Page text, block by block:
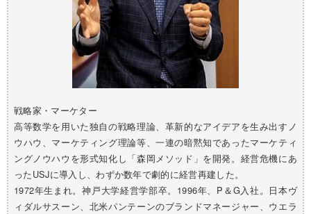
戦略家・マーケター
高等数学を用いた独自の戦略理論、革新的なアイデアを生み出すノ
ウハウ、マーケティング理論等、一連の暗黙知であったマーケティ
ングノウハウを形式知化し「森岡メソッド」を開発。経営危機にあ
ったUSJに導入し、わずか数年で劇的に経営再建した。
1972年生まれ。神戸大学経営学部卒。1996年、P＆G入社。日本ヴ
ィダルサスーン、北米パンテーンのブランドマネージャー、ウエラ